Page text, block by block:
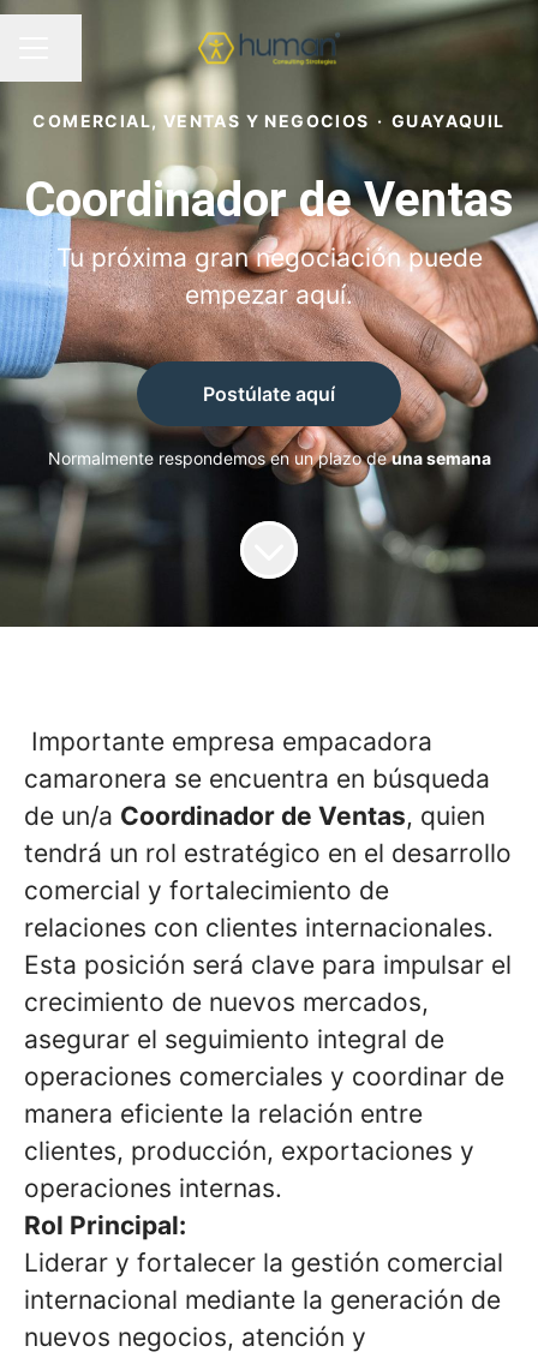
MENÚ DE EMPLEO
Compartir página
COMERCIAL, VENTAS Y NEGOCIOS · GUAYAQUIL
Coordinador de Ventas
Tu próxima gran negociación puede
empezar aquí.
Postúlate aquí
Normalmente respondemos en un plazo deuna semana
Importante empresa empacadora
camaronera se encuentra en búsqueda
de un/a Coordinador de Ventas, quien
tendrá un rol estratégico en el desarrollo
comercial y fortalecimiento de
relaciones con clientes internacionales.
Esta posición será clave para impulsar el
crecimiento de nuevos mercados,
asegurar el seguimiento integral de
operaciones comerciales y coordinar de
manera eficiente la relación entre
clientes, producción, exportaciones y
operaciones internas.
Rol Principal:
Liderar y fortalecer la gestión comercial
internacional mediante la generación de
nuevos negocios, atención y